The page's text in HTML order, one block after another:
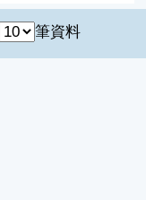
筆資料